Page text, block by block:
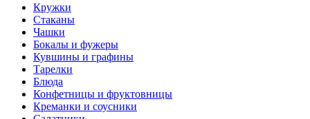
Кружки
Стаканы
Чашки
Бокалы и фужеры
Кувшины и графины
Тарелки
Блюда
Конфетницы и фруктовницы
Креманки и соусники